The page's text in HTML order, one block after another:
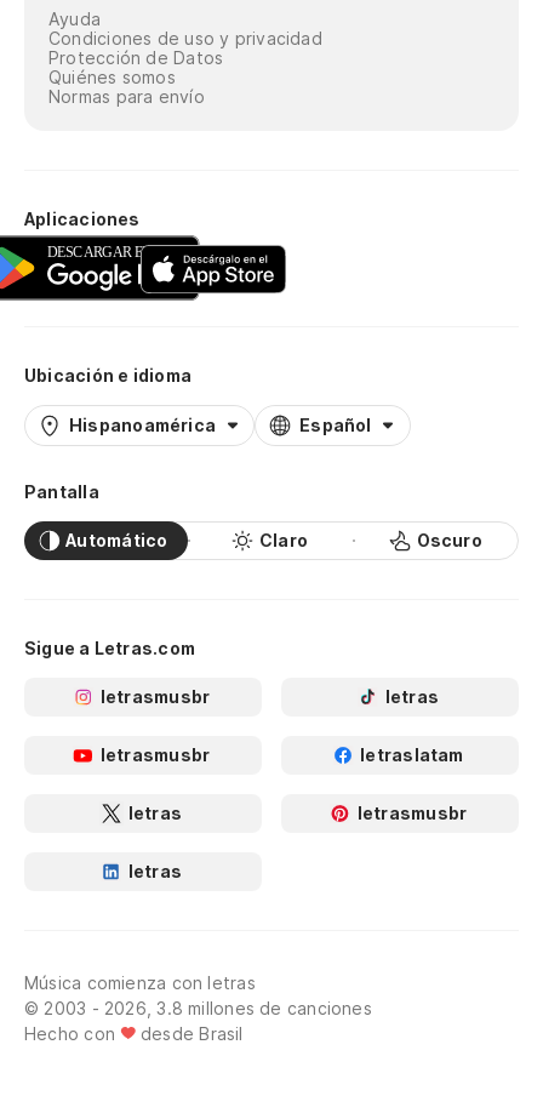
Ayuda
Condiciones de uso y privacidad
Protección de Datos
Quiénes somos
Normas para envío
Aplicaciones
Ubicación e idioma
Hispanoamérica Español
Pantalla
Automático Claro Oscuro
Sigue a Letras.com
letrasmusbr letras
letrasmusbr letraslatam
letras letrasmusbr
letras
Música comienza con letras
© 2003 - 2026, 3.8 millones de canciones
Hecho con
desde Brasil